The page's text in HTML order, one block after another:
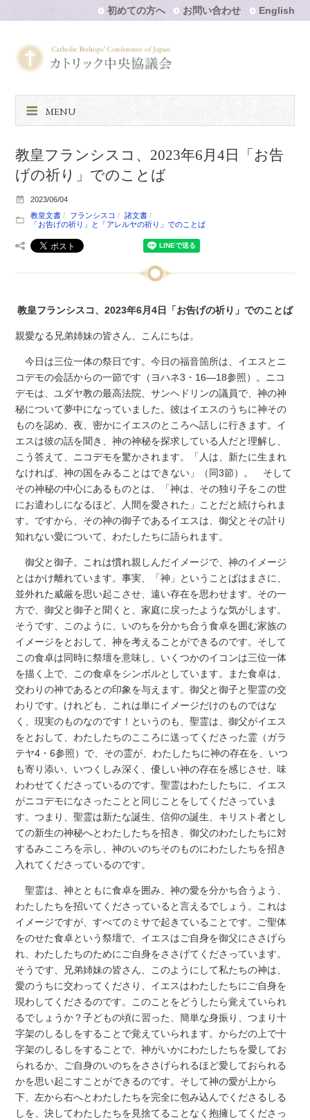
初めての方へ お問い合わせ English
MENU
教皇フランシスコ、2023年6月4日「お告
げの祈り」でのことば
2023/06/04
教皇文書
フランシスコ
諸文書
「お告げの祈り」と「アレルヤの祈り」でのことば
教皇フランシスコ、2023年6月4日「お告げの祈り」でのことば
親愛なる兄弟姉妹の皆さん、こんにちは。
今日は三位一体の祭日です。今日の福音箇所は、イエスとニ
コデモの会話からの一節です（ヨハネ3・16―18参照）。ニコ
デモは、ユダヤ教の最高法院、サンヘドリンの議員で、神の神
秘について夢中になっていました。彼はイエスのうちに神その
ものを認め、夜、密かにイエスのところへ話しに行きます。イ
エスは彼の話を聞き、神の神秘を探求している人だと理解し、
こう答えて、ニコデモを驚かされます。「人は、新たに生まれ
なければ、神の国をみることはできない」（同3節）。 そして
その神秘の中心にあるものとは、「神は、その独り子をこの世
にお遣わしになるほど、人間を愛された」ことだと続けられま
す。ですから、その神の御子であるイエスは、御父とその計り
知れない愛について、わたしたちに語られます。
御父と御子。これは慣れ親しんだイメージで、神のイメージ
とはかけ離れています。事実、「神」ということばはまさに、
並外れた威厳を思い起こさせ、遠い存在を思わせます。その一
方で、御父と御子と聞くと、家庭に戻ったような気がします。
そうです、このように、いのちを分かち合う食卓を囲む家族の
イメージをとおして、神を考えることができるのです。そして
この食卓は同時に祭壇を意味し、いくつかのイコンは三位一体
を描く上で、この食卓をシンボルとしています。また食卓は、
交わりの神であるとの印象を与えます。御父と御子と聖霊の交
わりです。けれども、これは単にイメージだけのものではな
く、現実のものなのです！というのも、聖霊は、御父がイエス
をとおして、わたしたちのこころに送ってくださった霊（ガラ
テヤ4・6参照）で、その霊が、わたしたちに神の存在を、いつ
も寄り添い、いつくしみ深く、優しい神の存在を感じさせ、味
わわせてくださっているのです。聖霊はわたしたちに、イエス
がニコデモになさったことと同じことをしてくださっていま
す。つまり、聖霊は新たな誕生、信仰の誕生、キリスト者とし
ての新生の神秘へとわたしたちを招き、御父のわたしたちに対
するみこころを示し、神のいのちそのものにわたしたちを招き
入れてくださっているのです。
聖霊は、神とともに食卓を囲み、神の愛を分かち合うよう、
わたしたちを招いてくださっていると言えるでしょう。これは
イメージですが、すべてのミサで起きていることです。ご聖体
をのせた食卓という祭壇で、イエスはご自身を御父にささげら
れ、わたしたちのためにご自身をささげてくださっています。
そうです、兄弟姉妹の皆さん、このようにして私たちの神は、
愛のうちに交わってくださり、イエスはわたしたちにご自身を
現わしてくださるのです。このことをどうしたら覚えていられ
るでしょうか？子どもの頃に習った、簡単な身振り、つまり十
字架のしるしをすることで覚えていられます。からだの上で十
字架のしるしをすることで、神がいかにわたしたちを愛してお
られるか、ご自身のいのちをささげられるほど愛しておられる
かを思い起こすことができるのです。そして神の愛が上から
下、左から右へとわたしたちを完全に包み込んでくださるしる
しを、決してわたしたちを見捨てることなく抱擁してくださっ